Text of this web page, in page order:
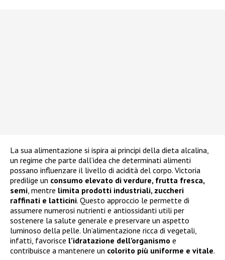
La sua alimentazione si ispira ai principi della dieta alcalina,
un regime che parte dall’idea che determinati alimenti
possano influenzare il livello di acidità del corpo. Victoria
predilige un consumo elevato di verdure, frutta fresca,
semi , mentre limita prodotti industriali, zuccheri
raffinati e latticini. Questo approccio le permette di
assumere numerosi nutrienti e antiossidanti utili per
sostenere la salute generale e preservare un aspetto
luminoso della pelle. Un’alimentazione ricca di vegetali,
infatti, favorisce l’idratazione dell’organismo e
contribuisce a mantenere un colorito più uniforme e vitale.